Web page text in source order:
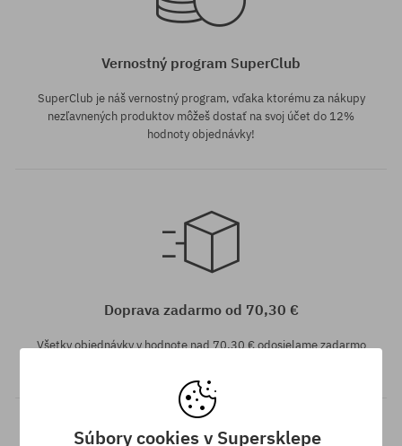
Vernostný program SuperClub
SuperClub je náš vernostný program, vďaka ktorému za nákupy
nezľavnených produktov môžeš dostať na svoj účet do 12%
hodnoty objednávky!
Doprava zadarmo od 70,30 €
Všetky objednávky v hodnote nad 70,30 € odosielame zadarmo
Súbory cookies v Supersklepe